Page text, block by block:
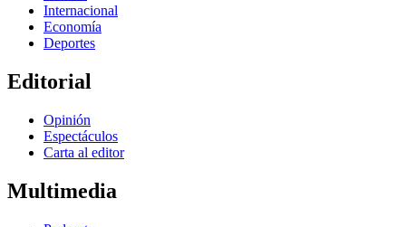
Internacional
Economía
Deportes
Editorial
Opinión
Espectáculos
Carta al editor
Multimedia